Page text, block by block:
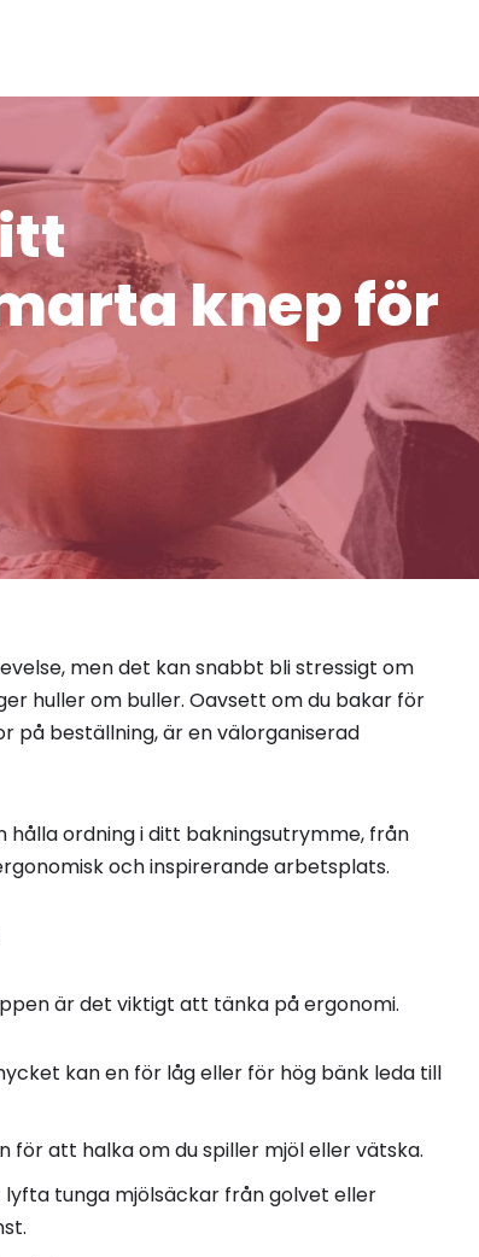
knep för
men det kan snabbt bli stressigt om
huller om buller. Oavsett om du bakar för
på beställning, är en välorganiserad
hålla ordning i ditt bakningsutrymme, från
och inspirerande arbetsplats.
är det viktigt att tänka på ergonomi.
kan en för låg eller för hög bänk leda till
för att halka om du spiller mjöl eller vätska.
lyfta tunga mjölsäckar från golvet eller